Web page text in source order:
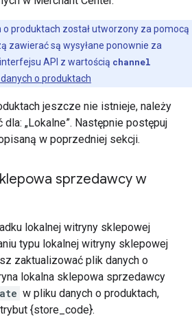
o produktach został utworzony za pomocą
zawierać są wysyłane ponownie za
API z wartością channel
o produktach
jeszcze nie istnieje, należy
„Lokalne”. Następnie postępuj
w poprzedniej sekcji.
sprzedawcy w
lokalnej witryny sklepowej
typu lokalnej witryny sklepowej
zaktualizować plik danych o
lokalna sklepowa sprzedawcy
w pliku danych o produktach,
{store_code}.